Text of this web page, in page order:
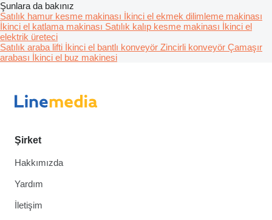
Şunlara da bakınız
Satılık hamur kesme makinası İkinci el ekmek dilimleme makinası
İkinci el katlama makinası Satılık kalıp kesme makinası İkinci el
elektrik üreteci
Satılık araba lifti İkinci el bantlı konveyör Zincirli konveyör Çamaşır
arabası İkinci el buz makinesi
Şirket
Hakkımızda
Yardım
İletişim